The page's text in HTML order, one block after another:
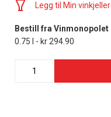
Legg til Min vinkjeller
Bestill fra Vinmonopolet
0.75 l - kr 294.90